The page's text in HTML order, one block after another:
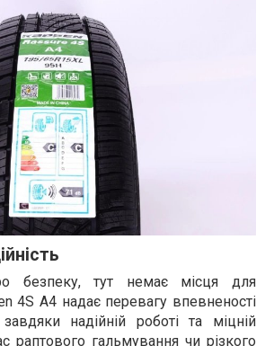
безпеку, тут немає місця для
4S A4 надає перевагу впевненості
надійній роботі та міцній
раптового гальмування чи різкого